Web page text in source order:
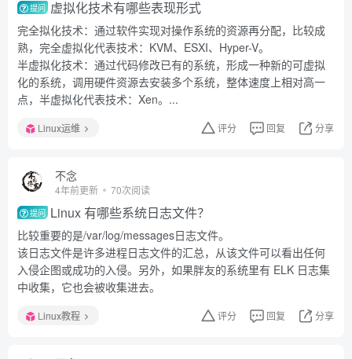
提问 虚拟化技术有哪些表现形式
完全拟化技术：通过软件实现对操作系统的资源再分配，比较成
熟，完全虚拟化代表技术：KVM、ESXI、Hyper-V。
半虚拟化技术：通过代码修改已有的系统，形成一种新的可虚拟
化的系统，调用硬件资源去安装多个系统，整体速度上相对高一
点，半虚拟化代表技术：Xen。...
Linux运维 评分 回复 分享
不念
4年前更新 70次阅读
提问 Linux 有哪些系统日志文件？
比较重要的是/var/log/messages日志文件。
该日志文件是许多进程日志文件的汇总，从该文件可以看出任何
入侵企图或成功的入侵。另外，如果胖友的系统里有 ELK 日志集
中收集，它也会被收集进去。
Linux教程 评分 回复 分享